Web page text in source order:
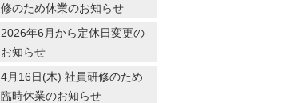
修のため休業のお知らせ
2026年6月から定休日変更の
お知らせ
4月16日(木) 社員研修のため
臨時休業のお知らせ